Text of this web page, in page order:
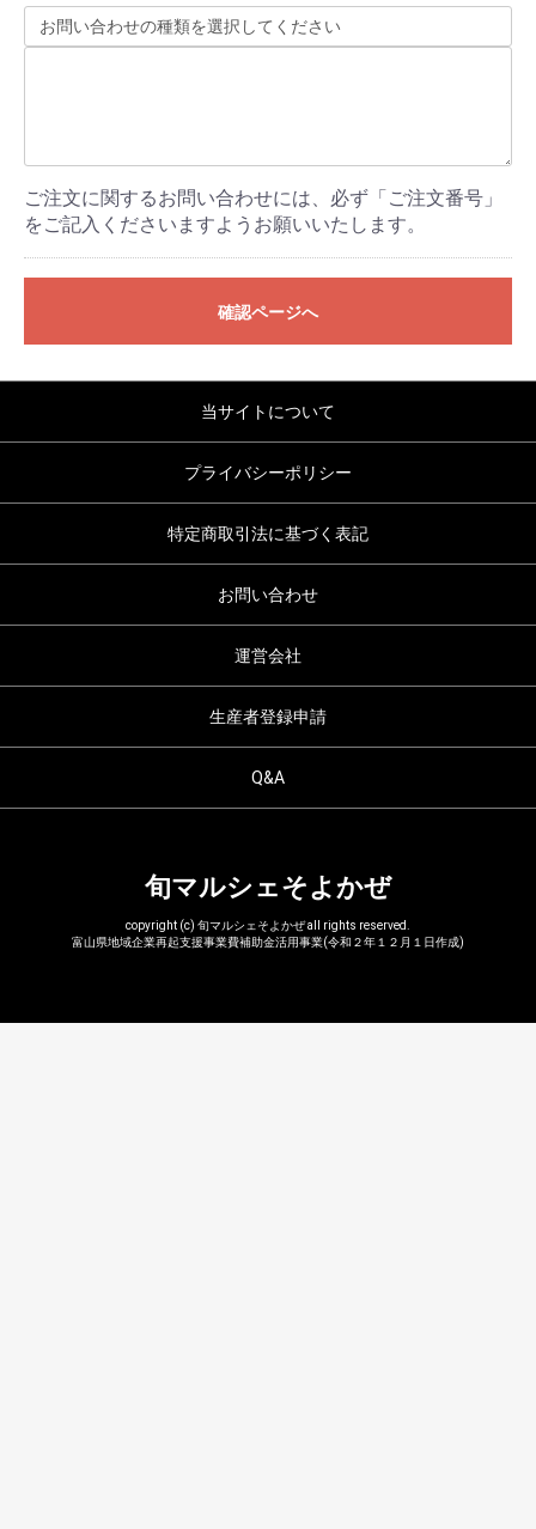
ご注文に関するお問い合わせには、必ず「ご注文番号」
をご記入くださいますようお願いいたします。
確認ページへ
当サイトについて
プライバシーポリシー
特定商取引法に基づく表記
お問い合わせ
運営会社
生産者登録申請
Q&A
旬マルシェそよかぜ
copyright (c) 旬マルシェそよかぜ all rights reserved.
富山県地域企業再起支援事業費補助金活用事業(令和２年１２月１日作成)